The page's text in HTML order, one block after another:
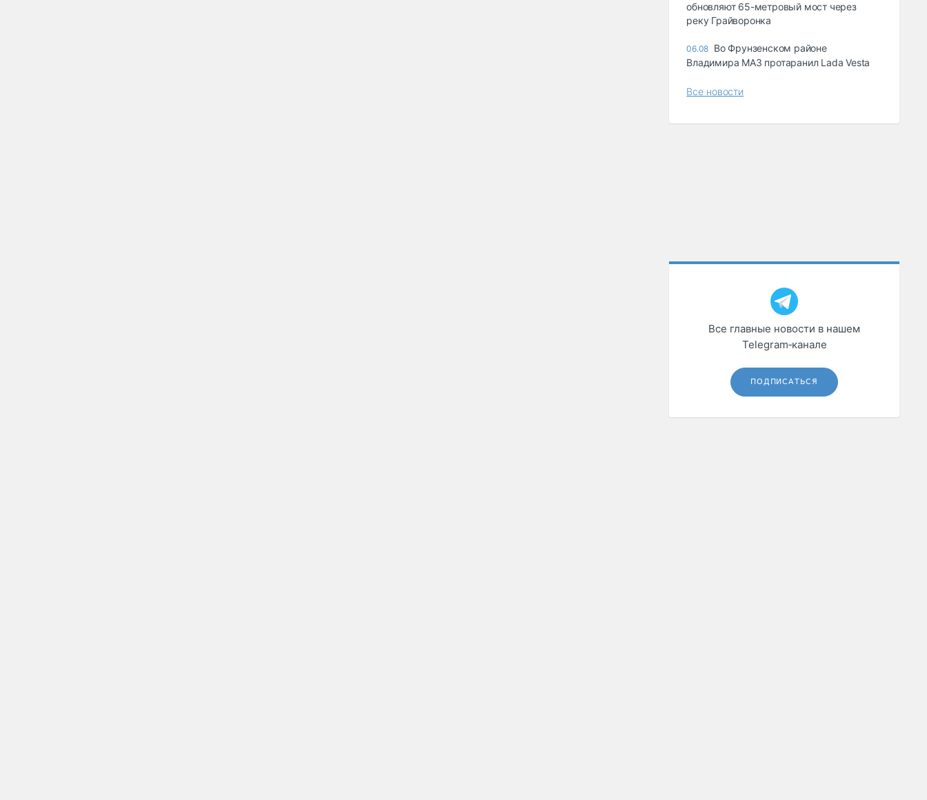
обновляют 65-метровый мост через
реку Грайворонка
06.08 Во Фрунзенском районе
Владимира МАЗ протаранил Lada Vesta
Все новости
Все главные новости в нашем
Telegram‑канале
ПОДПИСАТЬСЯ